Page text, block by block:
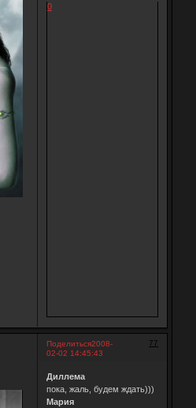
0
Поделиться 77
2008-
02-02 14:45:43
Диллема
пока, жаль, будем ждать)))
Мария